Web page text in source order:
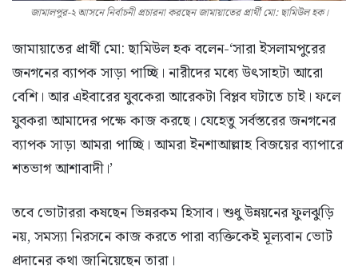
জামালপুর-২ আসনে নির্বাচনী প্রচারনা করছেন জামায়াতের প্রার্থী মো: ছামিউল হক।
জামায়াতের প্রার্থী মো: ছামিউল হক বলেন-‘সারা ইসলামপুরের
জনগনের ব্যাপক সাড়া পাচ্ছি। নারীদের মধ্যে উৎসাহটা আরো
বেশি। আর এইবারের যুবকেরা আরেকটা বিপ্লব ঘটাতে চাই। ফলে
যুবকরা আমাদের পক্ষে কাজ করছে। যেহেতু সর্বস্তরের জনগনের
ব্যাপক সাড়া আমরা পাচ্ছি। আমরা ইনশাআল্লাহ বিজয়ের ব্যাপারে
শতভাগ আশাবাদী।’
তবে ভোটাররা কষছেন ভিন্নরকম হিসাব। শুধু উন্নয়নের ফুলঝুড়ি
নয়, সমস্যা নিরসনে কাজ করতে পারা ব্যক্তিকেই মূল্যবান ভোট
প্রদানের কথা জানিয়েছেন তারা।